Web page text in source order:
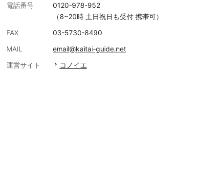
電話番号
0120-978-952
（8~20時 土日祝日も受付 携帯可）
FAX
03-5730-8490
MAIL
email@kaitai-guide.net
運営サイト
コノイエ